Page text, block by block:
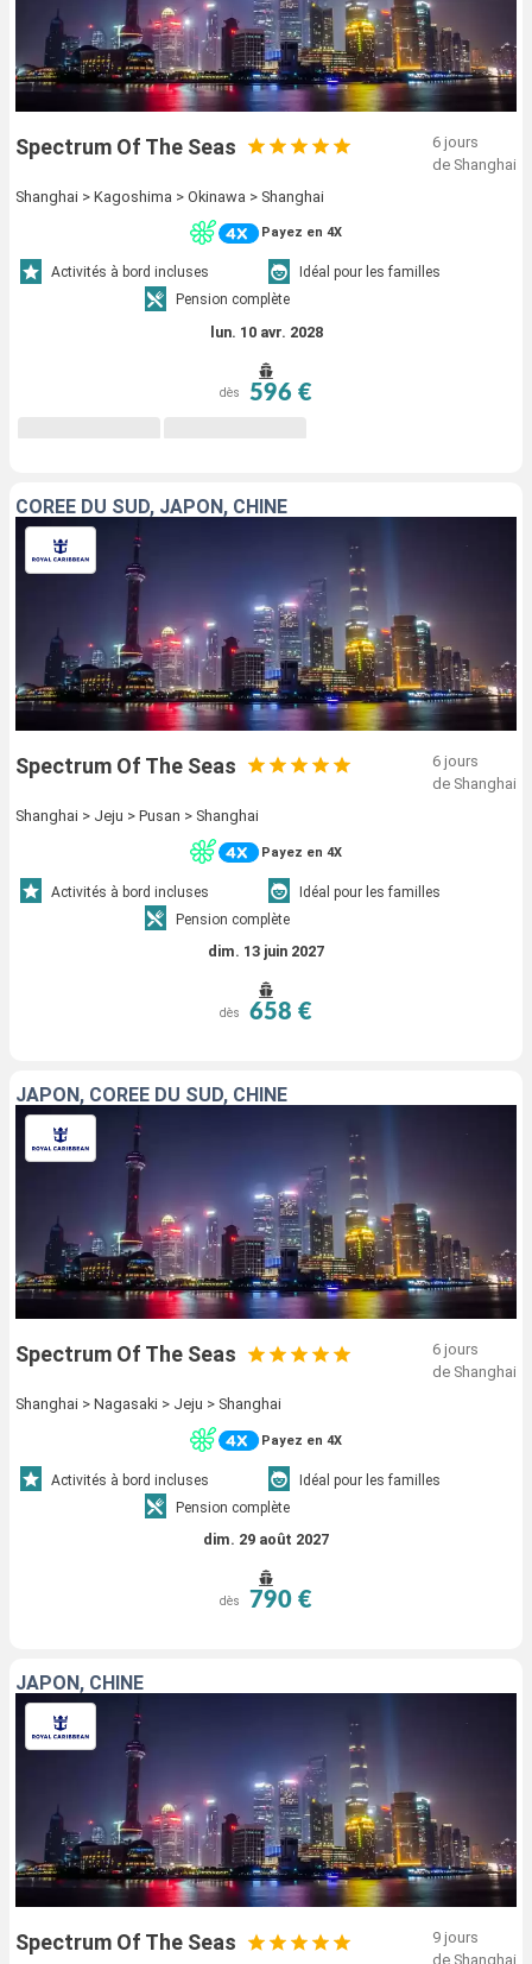
Spectrum Of The Seas
6 jours
de Shanghai
Shanghai > Kagoshima > Okinawa > Shanghai
Payez en 4X
Activités à bord incluses
Idéal pour les familles
Pension complète
lun. 10 avr. 2028
dès 596 €
CORÉE DU SUD, JAPON, CHINE
Spectrum Of The Seas
6 jours
de Shanghai
Shanghai > Jeju > Pusan > Shanghai
Payez en 4X
Activités à bord incluses
Idéal pour les familles
Pension complète
dim. 13 juin 2027
dès 658 €
JAPON, CORÉE DU SUD, CHINE
Spectrum Of The Seas
6 jours
de Shanghai
Shanghai > Nagasaki > Jeju > Shanghai
Payez en 4X
Activités à bord incluses
Idéal pour les familles
Pension complète
dim. 29 août 2027
dès 790 €
JAPON, CHINE
Spectrum Of The Seas
9 jours
de Shanghai